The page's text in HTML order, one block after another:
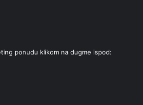
ponudu klikom na dugme ispod: